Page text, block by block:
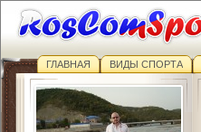
ГЛАВНАЯ ВИДЫ СПОРТА